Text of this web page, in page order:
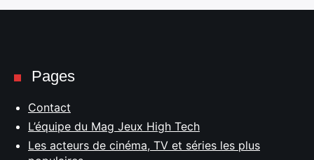
Pages
Contact
L’équipe du Mag Jeux High Tech
Les acteurs de cinéma, TV et séries les plus